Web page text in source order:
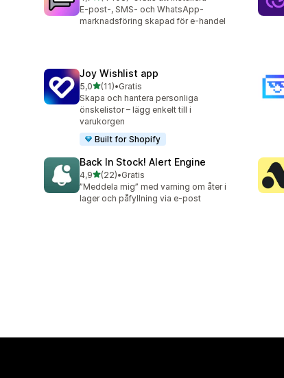
4108 recensioner totalt
E-post-, SMS- och WhatsApp-
marknadsföring skapad för e-handel
Joy Wishlist app
5,0av 5 stjärnor
(11)
11 recensioner totalt
•Gratis
Skapa och hantera personliga
önskelistor – lägg enkelt till i
varukorgen
Built for Shopify
Back In Stock! Alert Engine
4,9av 5 stjärnor
(22)
22 recensioner totalt
•Gratis
”Meddela mig” med varning om åter i
lager och påfyllning via e-post